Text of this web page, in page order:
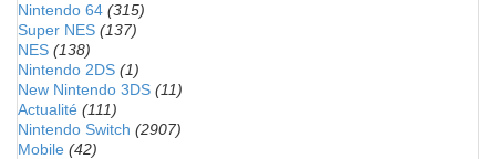
Nintendo 64 (315)
Super NES (137)
NES (138)
Nintendo 2DS (1)
New Nintendo 3DS (11)
Actualité (111)
Nintendo Switch (2907)
Mobile (42)